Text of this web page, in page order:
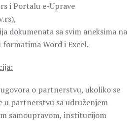
i Portalu e-Uprave
dokumenata sa svim aneksima na
formatima Word i Excel.
o partnerstvu, ukoliko se
u partnerstvu sa udruženjem
samoupravom, institucijom